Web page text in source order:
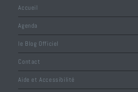
Accueil
Agenda
le Blog Officiel
Contact
Aide et Accessibilité